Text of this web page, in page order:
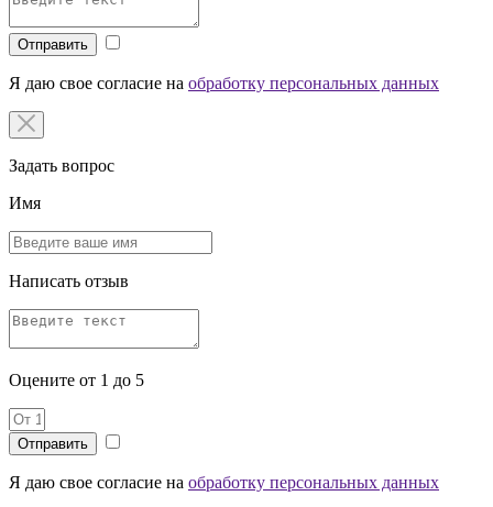
Отправить
Я даю свое согласие на обработку персональных данных
Задать вопрос
Имя
Написать отзыв
Оцените от 1 до 5
Я даю свое согласие на обработку персональных данных